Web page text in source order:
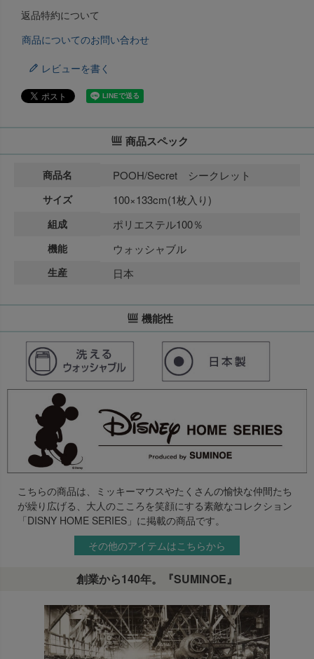
返品特約について
商品についてのお問い合わせ
レビューを書く
商品スペック
商品名 POOH/Secret シークレット
サイズ 100×133cm(1枚入り)
組成 ポリエステル100％
機能 ウォッシャブル
生産 日本
機能性
こちらの商品は、ミッキーマウスやたくさんの愉快な仲間たち
が繰り広げる、大人のこころを笑顔にする素敵なコレクション
「DISNY HOME SERIES」に掲載の商品です。
その他のアイテムはこちらから
創業から140年。『SUMINOE』